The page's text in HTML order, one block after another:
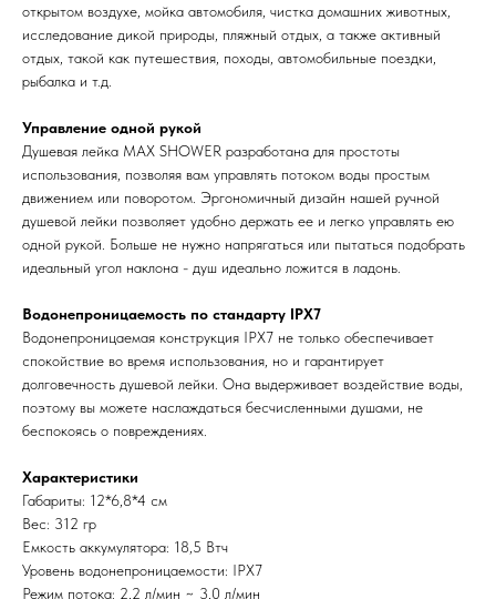
открытом воздухе, мойка автомобиля, чистка домашних животных,
исследование дикой природы, пляжный отдых, а также активный
отдых, такой как путешествия, походы, автомобильные поездки,
рыбалка и т.д.
Управление одной рукой
Душевая лейка MAX SHOWER разработана для простоты
использования, позволяя вам управлять потоком воды простым
движением или поворотом. Эргономичный дизайн нашей ручной
душевой лейки позволяет удобно держать ее и легко управлять ею
одной рукой. Больше не нужно напрягаться или пытаться подобрать
идеальный угол наклона - душ идеально ложится в ладонь.
Водонепроницаемость по стандарту IPX7
Водонепроницаемая конструкция IPX7 не только обеспечивает
спокойствие во время использования, но и гарантирует
долговечность душевой лейки. Она выдерживает воздействие воды,
поэтому вы можете наслаждаться бесчисленными душами, не
беспокоясь о повреждениях.
Характеристики
Габариты: 12*6,8*4 см
Вес: 312 гр
Емкость аккумулятора: 18,5 Втч
Уровень водонепроницаемости: IPX7
Режим потока: 2,2 л/мин ~ 3,0 л/мин